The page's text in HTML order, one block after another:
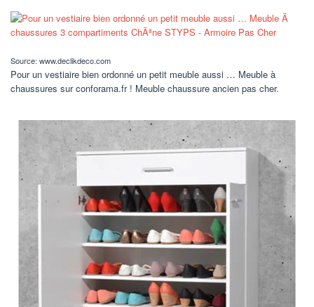
Source: www.declikdeco.com
Pour un vestiaire bien ordonné un petit meuble aussi … Meuble à
chaussures sur conforama.fr ! Meuble chaussure ancien pas cher.